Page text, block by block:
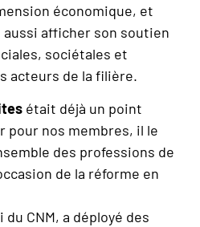
économique, et
afficher son soutien
sociétales et
acteurs de la filière.
était déjà un point
pour nos membres, il le
des professions de
de la réforme en
du CNM, a déployé des